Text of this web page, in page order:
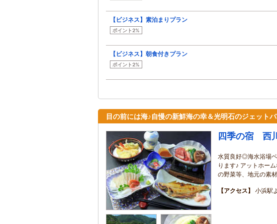
【ビジネス】素泊まりプラン
ポイント2%
【ビジネス】朝食付きプラン
ポイント2%
目の前には海♪自慢の新鮮海の幸＆光明石のジェットバ
四季の宿 西川
水質良好◎海水浴場
ります♪ アットホー
の野菜等、地元の素
【アクセス】 小浜駅